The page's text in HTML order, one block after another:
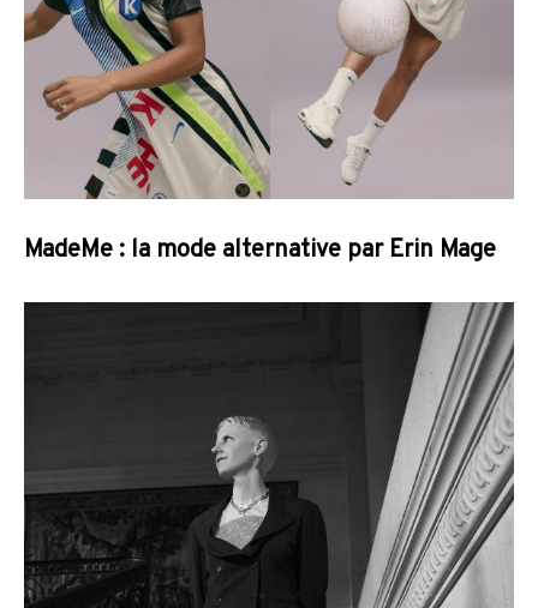
MadeMe : la mode alternative par Erin Mage